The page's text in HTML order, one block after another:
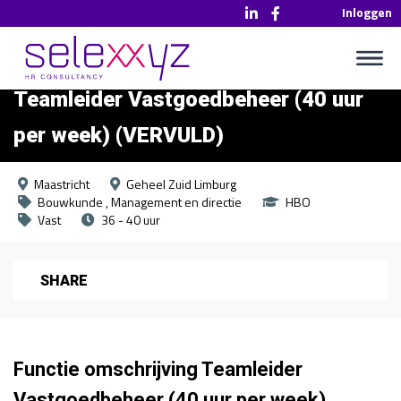
Inloggen
Teamleider Vastgoedbeheer (40 uur
per week) (VERVULD)
Maastricht
Geheel Zuid Limburg
Bouwkunde Management en directie
HBO
Vast
36 - 40 uur
SHARE
Functie omschrijving Teamleider